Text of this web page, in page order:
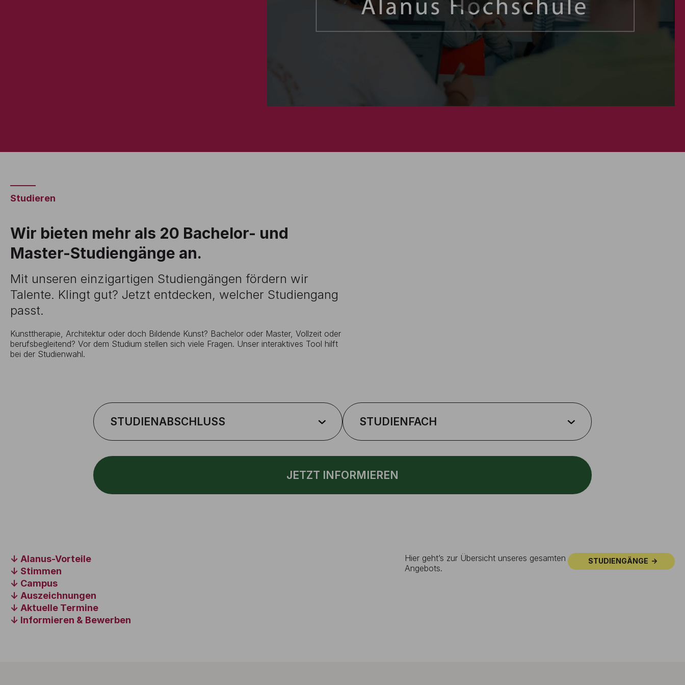
Studieren
Wir bieten mehr als 20 Bachelor- und
Master-Studiengänge an.
Mit unseren einzigartigen Studiengängen fördern wir
Talente. Klingt gut? Jetzt entdecken, welcher Studiengang
passt.
Kunsttherapie, Architektur oder doch Bildende Kunst? Bachelor oder Master, Vollzeit oder
berufsbegleitend? Vor dem Studium stellen sich viele Fragen. Unser interaktives Tool hilft
bei der Studienwahl.
STUDIENABSCHLUSS STUDIENFACH
JETZT INFORMIEREN
Alanus-Vorteile
Stimmen
Campus
Auszeichnungen
Aktuelle Termine
Informieren & Bewerben
Hier geht’s zur Übersicht unseres gesamten
Angebots.
STUDIENGÄNGE